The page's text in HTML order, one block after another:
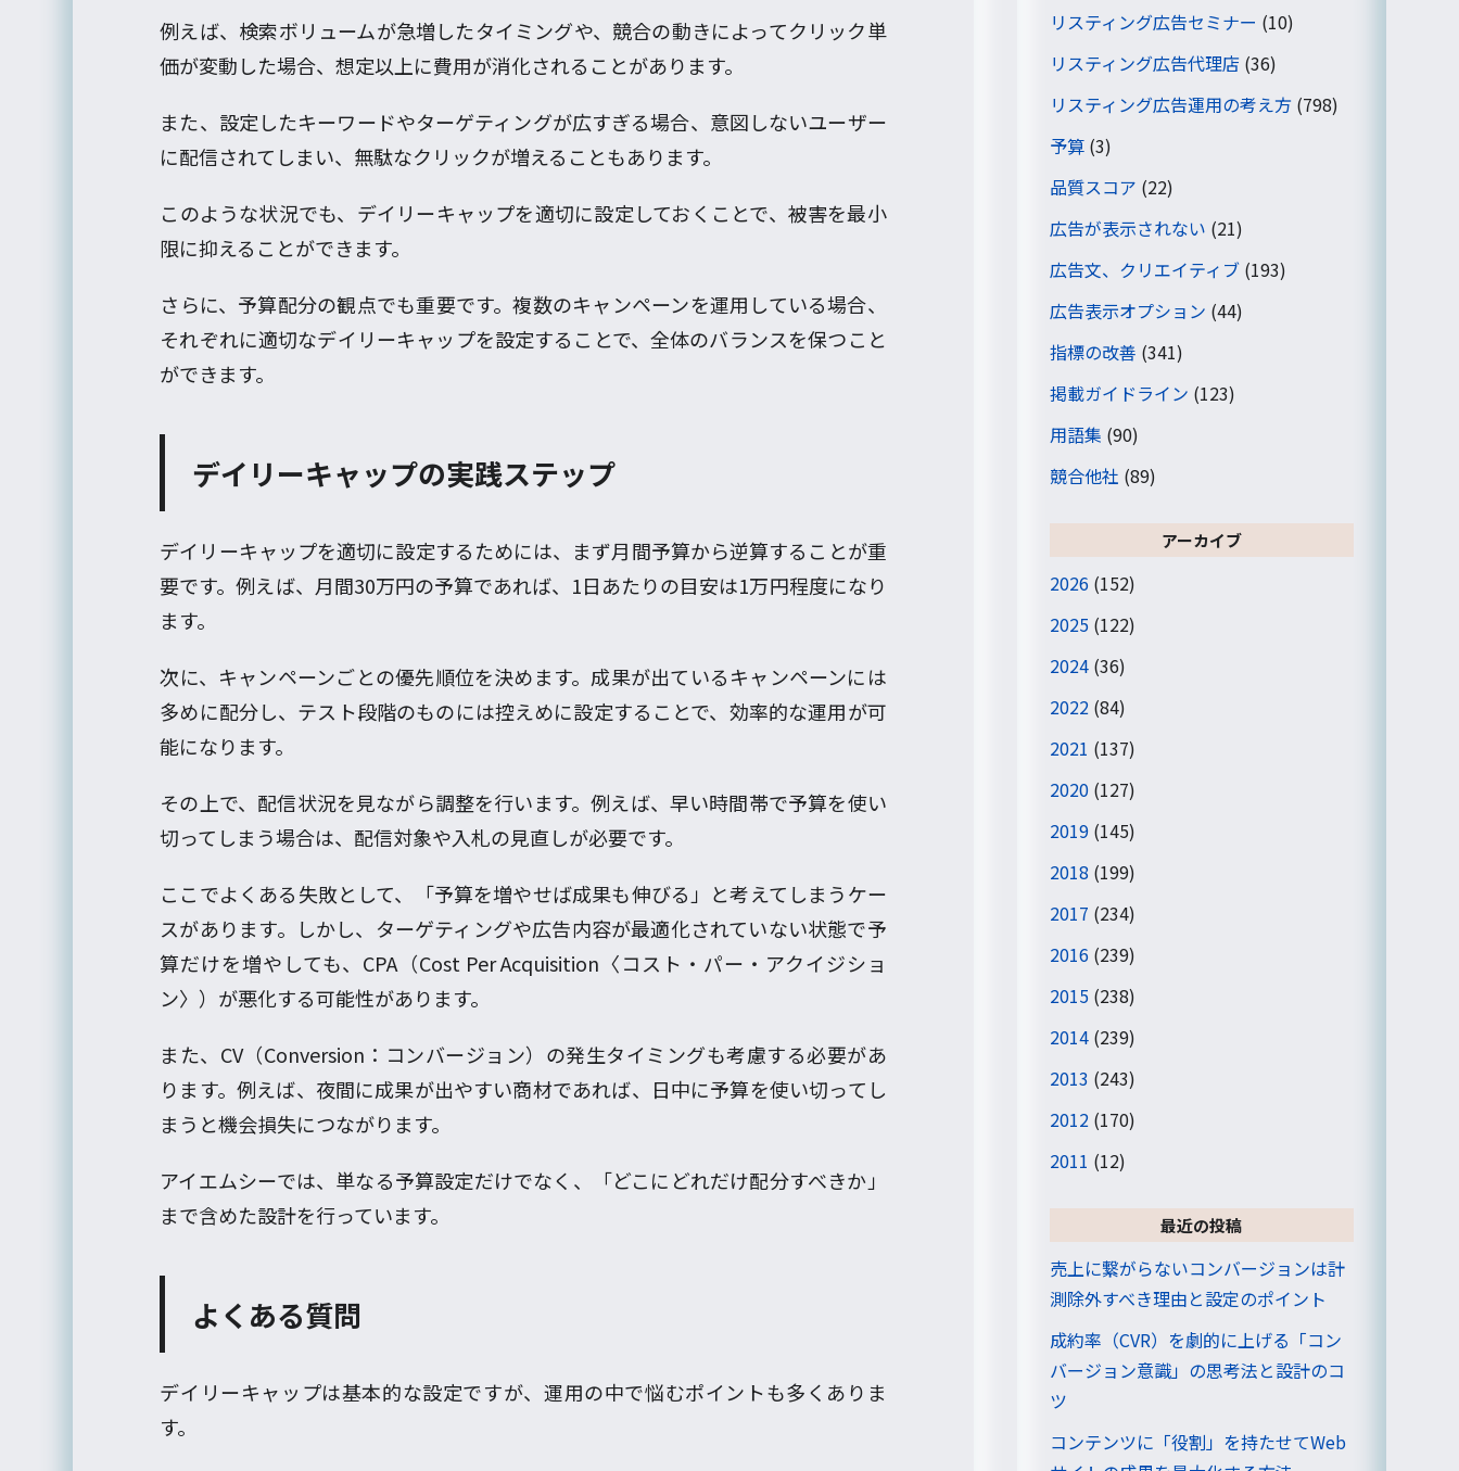
例えば、検索ボリュームが急増したタイミングや、競合の動きによってクリック単
価が変動した場合、想定以上に費用が消化されることがあります。
また、設定したキーワードやターゲティングが広すぎる場合、意図しないユーザー
に配信されてしまい、無駄なクリックが増えることもあります。
このような状況でも、デイリーキャップを適切に設定しておくことで、被害を最小
限に抑えることができます。
さらに、予算配分の観点でも重要です。複数のキャンペーンを運用している場合、
それぞれに適切なデイリーキャップを設定することで、全体のバランスを保つこと
ができます。
デイリーキャップの実践ステップ
デイリーキャップを適切に設定するためには、まず月間予算から逆算することが重
要です。例えば、月間30万円の予算であれば、1日あたりの目安は1万円程度になり
ます。
次に、キャンペーンごとの優先順位を決めます。成果が出ているキャンペーンには
多めに配分し、テスト段階のものには控えめに設定することで、効率的な運用が可
能になります。
その上で、配信状況を見ながら調整を行います。例えば、早い時間帯で予算を使い
切ってしまう場合は、配信対象や入札の見直しが必要です。
ここでよくある失敗として、「予算を増やせば成果も伸びる」と考えてしまうケー
スがあります。しかし、ターゲティングや広告内容が最適化されていない状態で予
算だけを増やしても、CPA（Cost Per Acquisition〈コスト・パー・アクイジショ
ン〉）が悪化する可能性があります。
また、CV（Conversion：コンバージョン）の発生タイミングも考慮する必要があ
ります。例えば、夜間に成果が出やすい商材であれば、日中に予算を使い切ってし
まうと機会損失につながります。
アイエムシーでは、単なる予算設定だけでなく、「どこにどれだけ配分すべきか」
まで含めた設計を行っています。
よくある質問
デイリーキャップは基本的な設定ですが、運用の中で悩むポイントも多くありま
す。
リスティング広告セミナー (10)
リスティング広告代理店(36)
リスティング広告運用の考え方(798)
予算(3)
品質スコア (22)
広告が表示されない (21)
広告文、クリエイティブ(193)
広告表示オプション (44)
指標の改善 (341)
掲載ガイドライン (123)
用語集 (90)
競合他社 (89)
アーカイブ
2026(152)
2025(122)
2024(36)
2022(84)
2021 (137)
2020(127)
2019(145)
2018 (199)
2017 (234)
2016(239)
2015(238)
2014(239)
2013 (243)
2012(170)
2011 (12)
最近の投稿
売上に繋がらないコンバージョンは計
測除外すべき理由と設定のポイント
成約率（CVR）を劇的に上げる「コン
バージョン意識」の思考法と設計のコ
ツ
コンテンツに「役割」を持たせてWeb